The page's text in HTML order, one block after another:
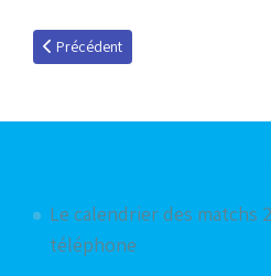
Article précédent : Sessions d'été
Précédent
Le calendrier des matchs
téléphone